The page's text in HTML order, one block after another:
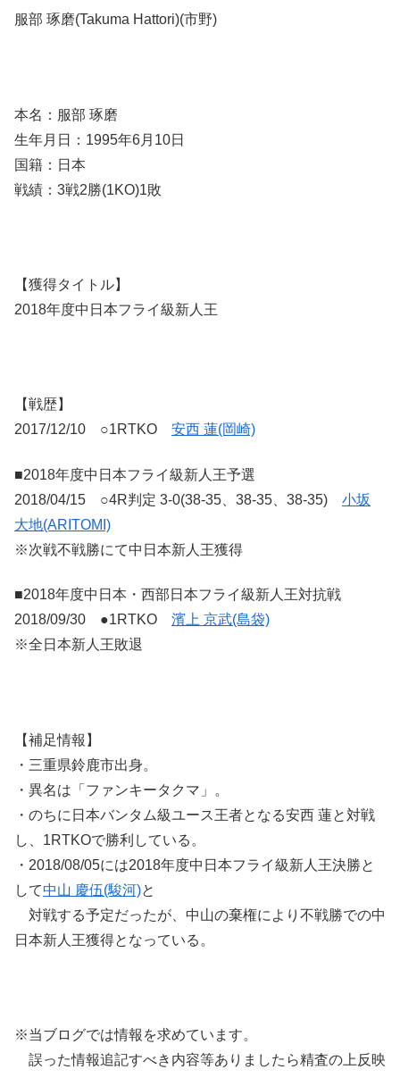
服部 琢磨(Takuma Hattori)(市野)
本名：服部 琢磨
生年月日：1995年6月10日
国籍：日本
戦績：3戦2勝(1KO)1敗
【獲得タイトル】
2018年度中日本フライ級新人王
【戦歴】
2017/12/10 ○1RTKO 安西 蓮(岡崎)
■2018年度中日本フライ級新人王予選
2018/04/15 ○4R判定 3-0(38-35、38-35、38-35) 小坂
大地(ARITOMI)
※次戦不戦勝にて中日本新人王獲得
■2018年度中日本・西部日本フライ級新人王対抗戦
2018/09/30 ●1RTKO 濱上 京武(島袋)
※全日本新人王敗退
【補足情報】
・三重県鈴鹿市出身。
・異名は「ファンキータクマ」。
・のちに日本バンタム級ユース王者となる安西 蓮と対戦
し、1RTKOで勝利している。
・2018/08/05には2018年度中日本フライ級新人王決勝と
して中山 慶伍(駿河)と
対戦する予定だったが、中山の棄権により不戦勝での中
日本新人王獲得となっている。
※当ブログでは情報を求めています。
誤った情報追記すべき内容等ありましたら精査の上反映